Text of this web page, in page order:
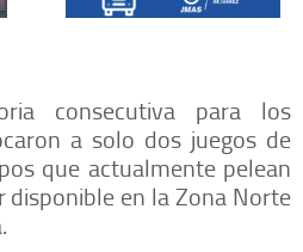
consecutiva para los
a solo dos juegos de
que actualmente pelean
en la Zona Norte